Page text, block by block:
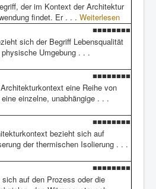
der im Kontext der Architektur
findet. Er . . . Weiterlesen
■■■■■■■■
sich der Begriff Lebensqualität
Umgebung . . .
■■■■■■■■
eine Reihe von
einzelne, unabhängige . . .
■■■■■■■■
bezieht sich auf
der thermischen Isolierung . . .
■■■■■■■■
auf den Prozess oder die